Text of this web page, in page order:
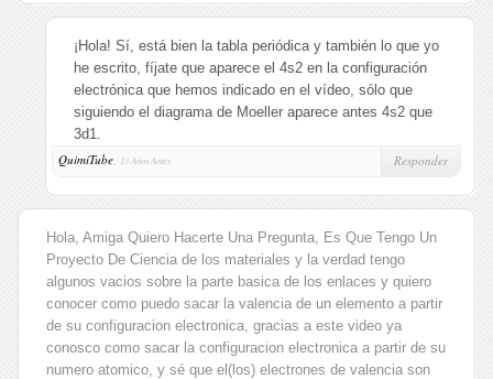
¡Hola! Sí, está bien la tabla periódica y también lo que yo
he escrito, fíjate que aparece el 4s2 en la configuración
electrónica que hemos indicado en el vídeo, sólo que
siguiendo el diagrama de Moeller aparece antes 4s2 que
3d1.
QuimiTube, 13 Años Antes Responder
Hola, Amiga Quiero Hacerte Una Pregunta, Es Que Tengo Un
Proyecto De Ciencia de los materiales y la verdad tengo
algunos vacios sobre la parte basica de los enlaces y quiero
conocer como puedo sacar la valencia de un elemento a partir
de su configuracion electronica, gracias a este video ya
conosco como sacar la configuracion electronica a partir de su
numero atomico, y sé que el(los) electrones de valencia son